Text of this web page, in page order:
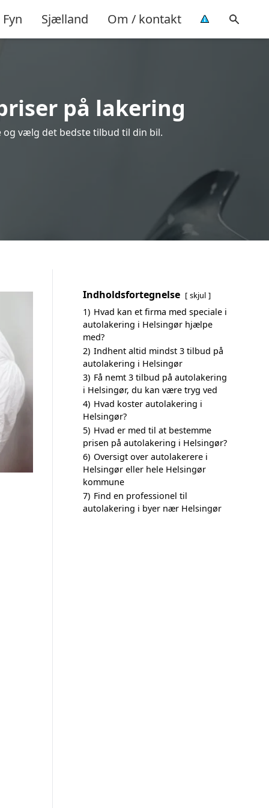
Fyn Sjælland Om / kontakt
på lakering
og vælg det bedste tilbud til din bil.
Indholdsfortegnelse skjul
1) Hvad kan et firma med speciale i
autolakering i Helsingør hjælpe
med?
2) Indhent altid mindst 3 tilbud på
autolakering i Helsingør
3) Få nemt 3 tilbud på autolakering
i Helsingør, du kan være tryg ved
4) Hvad koster autolakering i
Helsingør?
5) Hvad er med til at bestemme
prisen på autolakering i Helsingør?
6) Oversigt over autolakerere i
Helsingør eller hele Helsingør
kommune
7) Find en professionel til
autolakering i byer nær Helsingør